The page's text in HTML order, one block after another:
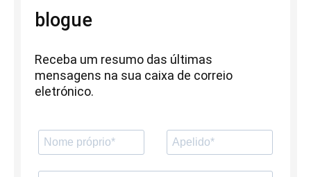
blogue
Receba um resumo das últimas
mensagens na sua caixa de correio
eletrónico.